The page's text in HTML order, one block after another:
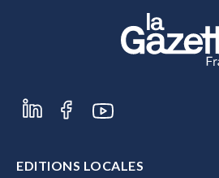
EDITIONS LOCALES